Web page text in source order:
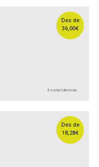
Des de
36,00€
Escola Collserola
Des de
18,28€